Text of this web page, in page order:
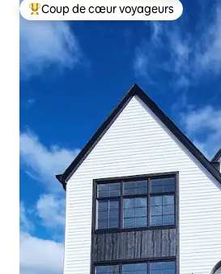
Coups de cœur voyageurs les plus
Coup de cœur voyageurs